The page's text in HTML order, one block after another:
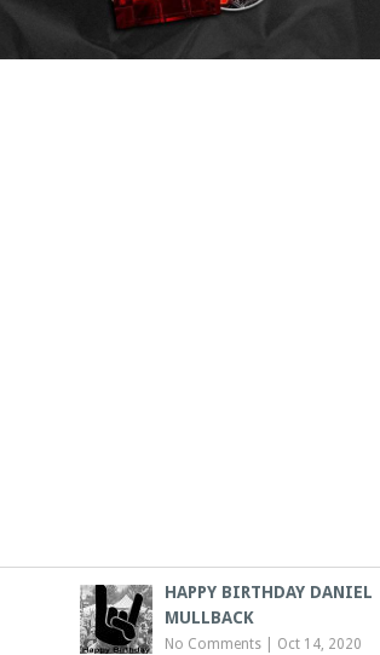
HAPPY BIRTHDAY DANIEL
MULLBACK
No Comments Oct 14, 2020